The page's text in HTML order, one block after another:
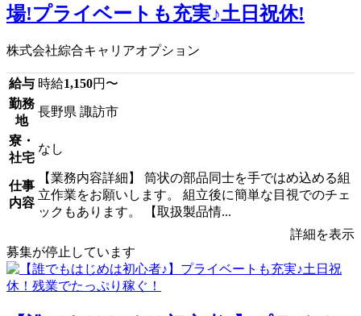
場!プライベートも充実♪土日祝休!
株式会社綜合キャリアオプション
給与 時給1,150円〜
勤務
地
長野県 諏訪市
寮・
社宅
なし
仕事
内容
【業務内容詳細】 筒状の部品同士を手ではめ込める組
立作業をお願いします。 組立後に簡単な目視でのチェ
ックもあります。 【取扱製品情...
詳細を表示
募集が停止しています